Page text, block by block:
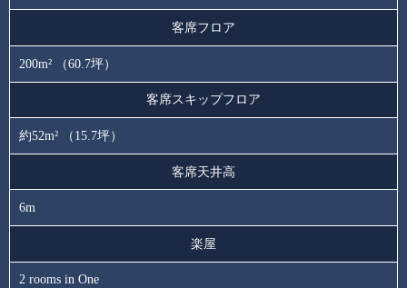
客席フロア
200m² （60.7坪）
客席スキップフロア
約52m² （15.7坪）
客席天井高
6m
楽屋
2 rooms in One